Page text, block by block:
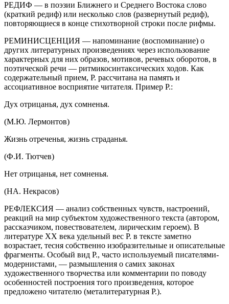
РЕДИФ — в поэзии Ближнего и Среднего Востока слово
(краткий редиф) или несколько слов (развернутый редиф),
повторяющиеся в конце стихотворной строки после рифмы.
РЕМИНИСЦЕНЦИЯ — напоминание (воспоминание) о
других литературных произведениях через использование
характерных для них образов, мотивов, речевых оборотов, в
поэтической речи — ритмикосинтаксических ходов. Как
содержательный прием, Р. рассчитана на память и
ассоциативное восприятие читателя. Пример Р.:
Дух отрицанья, дух сомненья.
(М.Ю. Лермонтов)
Жизнь отреченья, жизнь страданья.
(Ф.И. Тютчев)
Нет отрицанья, нет сомненья.
(НА. Некрасов)
РЕФЛЕКСИЯ — анализ собственных чувств, настроений,
реакций на мир субъектом художественного текста (автором,
рассказчиком, повествователем, лирическим героем). В
литературе XX века удельный вес Р. в тексте заметно
возрастает, тесня собственно изобразительные и описательные
фрагменты. Особый вид Р., часто используемый писателями-
модернистами, — размышления о самих законах
художественного творчества или комментарии по поводу
особенностей построения того произведения, которое
предложено читателю (металитературная Р.).